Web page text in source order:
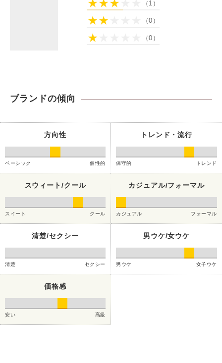
（1）
（0）
（0）
ブランドの傾向
方向性
ベーシック 個性的
トレンド・流行
保守的 トレンド
スウィート/クール
スイート クール
カジュアル/フォーマル
カジュアル フォーマル
清楚/セクシー
清楚 セクシー
男ウケ/女ウケ
男ウケ 女子ウケ
価格感
安い 高級